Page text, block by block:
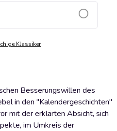
hinzufügen
Klassiker
Besserungswillen des
in den "Kalendergeschichten"
mit der erklärten Absicht, sich
im Umkreis der